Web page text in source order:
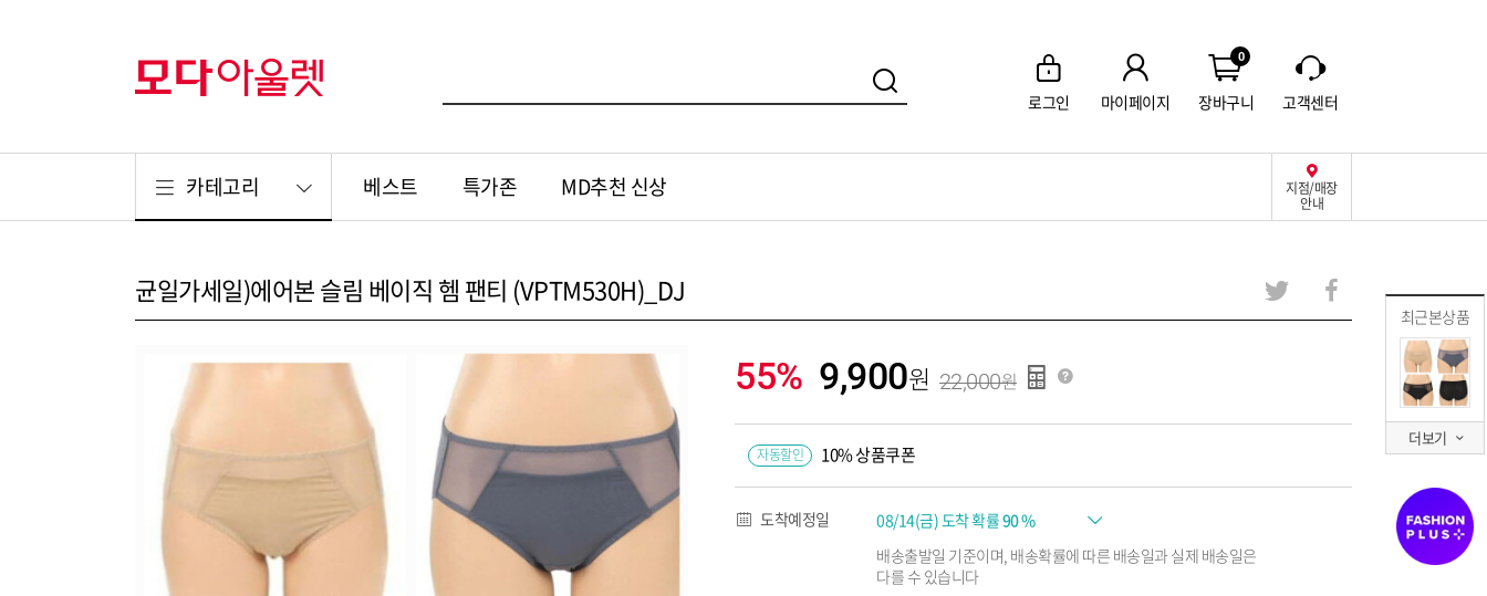
로그인 마이페이지
0
장바구니 고객센터
카테고리 지점/매장
안내
베스트 특가존 MD추천 신상
최근본상품
더보기
균일가세일)에어본 슬림 베이직 헴 팬티 (VPTM530H)_DJ
55% 9,900 22,000
자동할인 10% 상품쿠폰
도착예정일 08/14(금) 도착 확률90 %
배송출발일 기준이며, 배송확률에 따른 배송일과 실제 배송일은
다를 수 있습니다